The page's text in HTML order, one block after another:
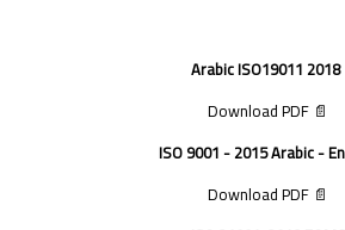
Arabic ISO19011 2018
📄 Download PDF
ISO 9001 - 2015 Arabic -
📄 Download PDF